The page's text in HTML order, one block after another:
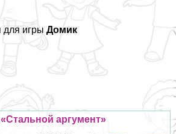
для игры Домик
аргумент»